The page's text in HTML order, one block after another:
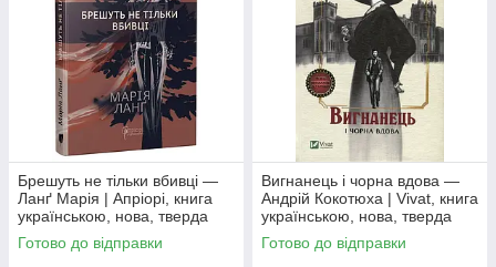
Брешуть не тiльки вбивцi —
Ланґ Марія | Апріорі, книга
українською, нова, тверда
Готово до відправки
Вигнанець і чорна вдова —
Андрій Кокотюха | Vivat, книга
українською, нова, тверда
Готово до відправки